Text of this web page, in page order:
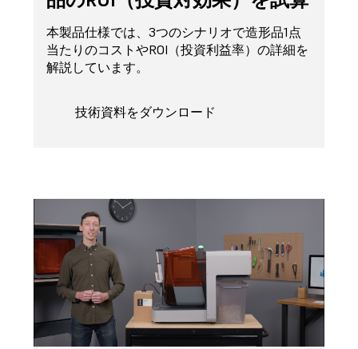
本製品仕様では、3つのシナリオで造形品1点
当たりのコストやROI（投資利益率）の詳細を
解説しています。
技術資料をダウンロード